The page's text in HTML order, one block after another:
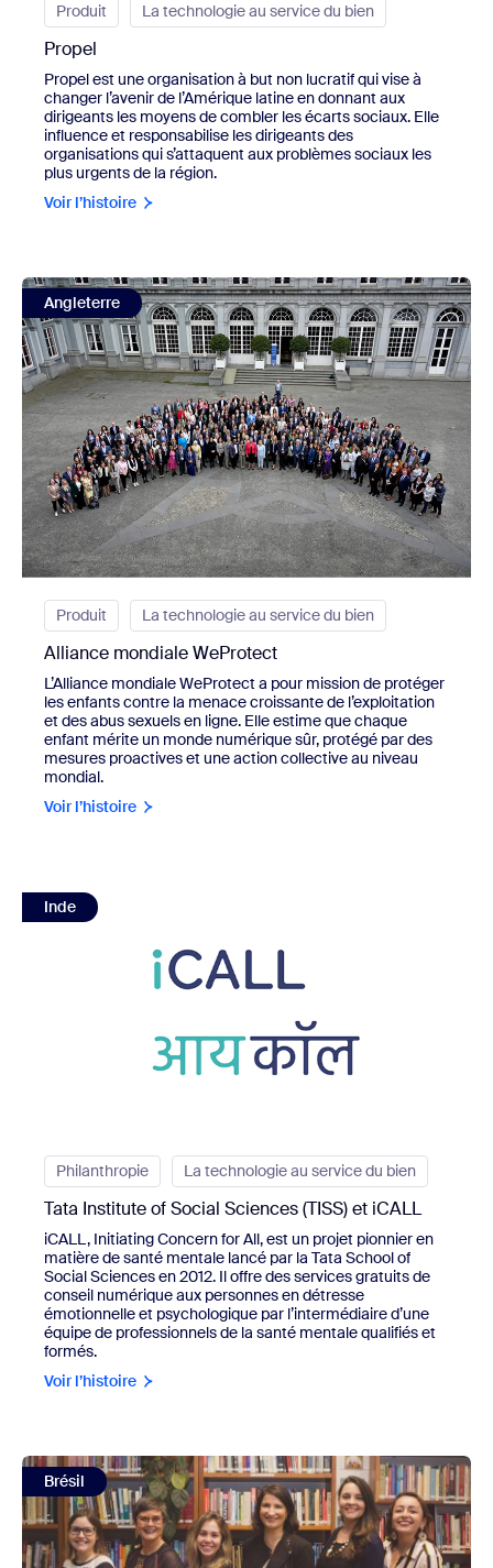
Produit La technologie au service du bien
Propel
Propel est une organisation à but non lucratif qui vise à
changer l’avenir de l’Amérique latine en donnant aux
dirigeants les moyens de combler les écarts sociaux. Elle
influence et responsabilise les dirigeants des
organisations qui s’attaquent aux problèmes sociaux les
plus urgents de la région.
Voir l’histoire
view Alliance mondiale WeProtect
Angleterre
Produit La technologie au service du bien
Alliance mondiale WeProtect
L’Alliance mondiale WeProtect a pour mission de protéger
les enfants contre la menace croissante de l’exploitation
et des abus sexuels en ligne. Elle estime que chaque
enfant mérite un monde numérique sûr, protégé par des
mesures proactives et une action collective au niveau
mondial.
Voir l’histoire
view Tata Institute of Social Sciences (TISS) et iCALL
Inde
Philanthropie La technologie au service du bien
Tata Institute of Social Sciences (TISS) et iCALL
iCALL, Initiating Concern for All, est un projet pionnier en
matière de santé mentale lancé par la Tata School of
Social Sciences en 2012. Il offre des services gratuits de
conseil numérique aux personnes en détresse
émotionnelle et psychologique par l’intermédiaire d’une
équipe de professionnels de la santé mentale qualifiés et
formés.
Voir l’histoire
view Vita Alere
Brésil